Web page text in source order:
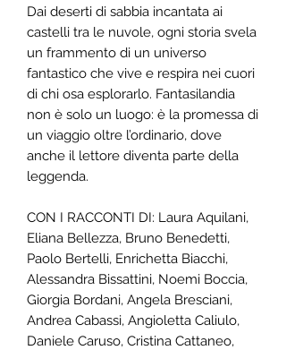
Dai deserti di sabbia incantata ai
castelli tra le nuvole, ogni storia svela
un frammento di un universo
fantastico che vive e respira nei cuori
di chi osa esplorarlo. Fantasilandia
non è solo un luogo: è la promessa di
un viaggio oltre l’ordinario, dove
anche il lettore diventa parte della
leggenda.
CON I RACCONTI DI: Laura Aquilani,
Eliana Bellezza, Bruno Benedetti,
Paolo Bertelli, Enrichetta Biacchi,
Alessandra Bissattini, Noemi Boccia,
Giorgia Bordani, Angela Bresciani,
Andrea Cabassi, Angioletta Caliulo,
Daniele Caruso, Cristina Cattaneo,